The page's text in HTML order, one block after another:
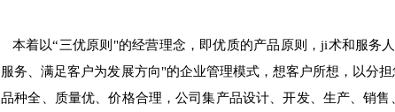
本着以“三优原则"的经营理念，即优质的产品原则，ji术和服务
服务、满足客户为发展方向"的企业管理模式，想客户所想，以分
品种全、质量优、价格合理，公司集产品设计、开发、生产、销